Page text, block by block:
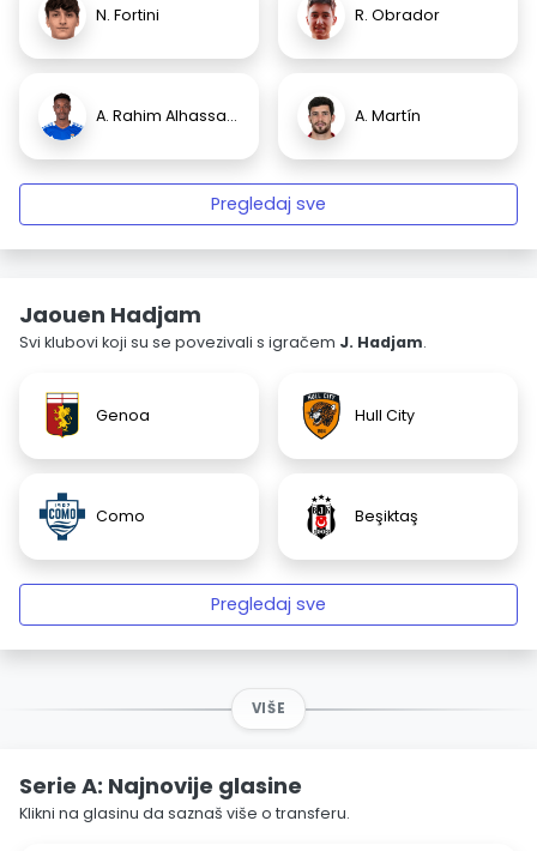
N. Fortini R. Obrador
A. Rahim Alhassane A. Martín
Pregledaj sve
Jaouen Hadjam
Svi klubovi koji su se povezivali s igračem J. Hadjam.
Genoa Hull City
Como Beşiktaş
Pregledaj sve
VIŠE
Serie A: Najnovije glasine
Klikni na glasinu da saznaš više o transferu.